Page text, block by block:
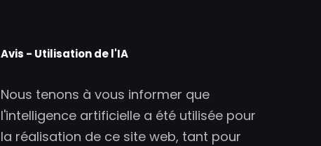
Avis - Utilisation de l'IA
Nous tenons à vous informer que
l'intelligence artificielle a été utilisée pour
la réalisation de ce site web, tant pour